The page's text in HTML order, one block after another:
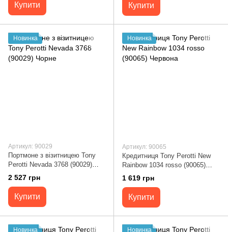
Купити Купити
Новинка
Артикул: 90029
Портмоне з візитницею Tony
Perotti Nevada 3768 (90029)
Чорне
2 527 грн
Купити
Новинка
Артикул: 90065
Кредитниця Tony Perotti New
Rainbow 1034 rosso (90065)
Червона
1 619 грн
Купити
Новинка Новинка